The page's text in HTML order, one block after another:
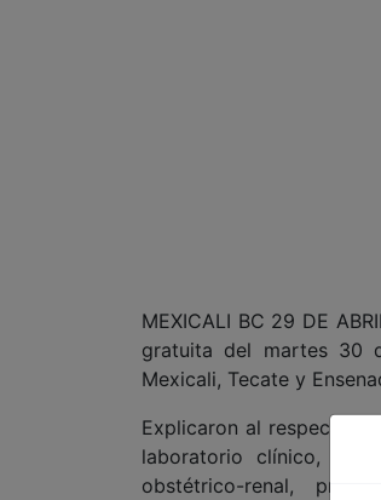
MEXICALI BC 29 DE
gratuita del martes 30
Mexicali, Tecate y
Explicaron al respecto
laboratorio clínico,
obstétrico-renal,